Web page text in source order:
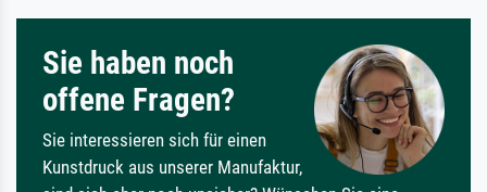
Sie haben noch
offene Fragen?
Sie interessieren sich für einen
Kunstdruck aus unserer Manufaktur,